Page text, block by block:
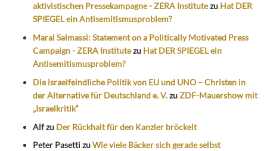
aktivistischen Pressekampagne - ZERA Institutezu Hat DER
SPIEGEL ein Antisemitismusproblem?
Maral Salmassi: Statement on a Politically Motivated Press
Campaign - ZERA Institutezu Hat DER SPIEGEL ein
Antisemitismusproblem?
Die israelfeindliche Politik von EU und UNO – Christen in
der Alternative für Deutschland e. V.zuZDF-Mauershow mit
„Israelkritik“
Alfzu Der Rückhalt für den Kanzler bröckelt
Peter PasettizuWie viele Bäcker sich gerade selbst